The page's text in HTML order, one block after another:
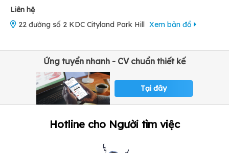
Liên hệ
22 đường số 2 KDC Cityland Park Hill Xem bản đồ
Ứng tuyển nhanh - CV chuẩn thiết kế
Tại đây
Hotline cho Người tìm việc